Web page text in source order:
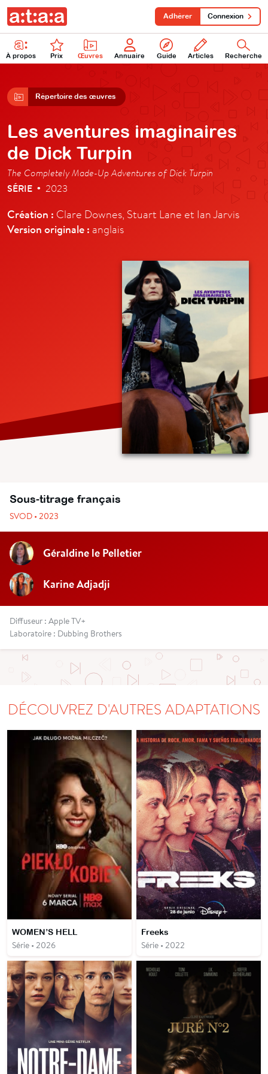
À propos Prix Œuvres Annuaire Guide Articles Recherche
Adhérer Connexion
Répertoire des œuvres
Les aventures imaginaires
de Dick Turpin
The Completely Made-Up Adventures of Dick Turpin
SÉRIE • 2023
Création : Clare Downes, Stuart Lane et Ian Jarvis
Version originale : anglais
Sous-titrage français
SVOD • 2023
Géraldine le Pelletier
Karine Adjadji
Diffuseur : Apple TV+
Laboratoire : Dubbing Brothers
DÉCOUVREZ D'AUTRES ADAPTATIONS
WOMEN’S HELL
Série • 2026
Freeks
Série • 2022